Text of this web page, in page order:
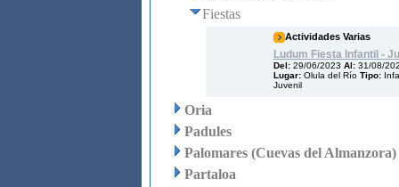
Fiestas
Actividades Varias
Ludum Fiesta Infantil -
Del: 29/06/2023 Al: 31/08/
Lugar: Olula del RíoTipo:
Juvenil
Oria
Padules
Palomares (Cuevas del Almanzora)
Partaloa